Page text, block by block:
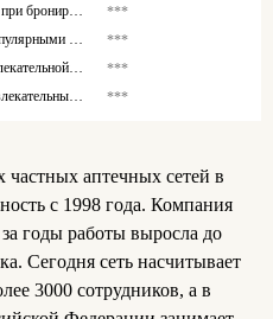
***
***
***
***
аптечных сетей в
с 1998 года. Компания
годы работы выросла до
Сегодня сеть насчитывает
3000 сотрудников, а в